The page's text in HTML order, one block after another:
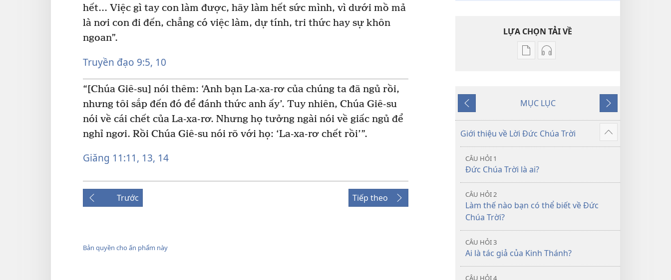
hết... Việc gì tay con làm được, hãy làm hết sức mình, vì dưới mồ mả
là nơi con đi đến, chẳng có việc làm, dự tính, tri thức hay sự khôn
ngoan”.
Truyền đạo 9:5, 10
“[Chúa Giê-su] nói thêm: ‘Anh bạn La-xa-rơ của chúng ta đã ngủ rồi,
nhưng tôi sắp đến đó để đánh thức anh ấy’. Tuy nhiên, Chúa Giê-su
nói về cái chết của La-xa-rơ. Nhưng họ tưởng ngài nói về giấc ngủ để
nghỉ ngơi. Rồi Chúa Giê-su nói rõ với họ: ‘La-xa-rơ chết rồi’”.
Giăng 11:11, 13, 14
Trước Tiếp theo
Bản quyền cho ấn phẩm này
LỰA CHỌN TẢI VỀ
Tùy
các
liệu
điện
Kinh
Thánh
Bản
dịch
Mới
Tùy
các
thu
âm
dịch
Thế
Trước
MỤC LỤC
Tiếp
theo
Giới thiệu về Lời Đức Chúa Trời
Hiển
thị
CÂU HỎI 1
Đức Chúa Trời là ai?
CÂU HỎI 2
Làm thế nào bạn có thể biết về Đức
Chúa Trời?
CÂU HỎI 3
Ai là tác giả của Kinh Thánh?
CÂU HỎI 4